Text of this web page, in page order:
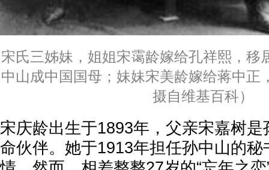
宋氏三姊妹，姐姐宋霭龄嫁给孔祥熙，移
中山成中国国母；妹妹宋美龄嫁给蒋中正
摄自维基百科）
宋庆龄出生于1893年，父亲宋嘉树
命伙伴。她于1913年担任孙中山的秘